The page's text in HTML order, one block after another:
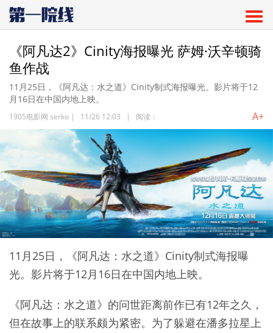
《阿凡达2》Cinity海报曝光 萨姆·沃辛顿骑
鱼作战
11月25日，《阿凡达：水之道》Cinity制式海报曝光。影片将于12
月16日在中国内地上映。
1905电影网 serko | 11/26 12:03 | 阅读： A+
11月25日，《阿凡达：水之道》Cinity制式海报曝
光。影片将于12月16日在中国内地上映。
《阿凡达：水之道》的问世距离前作已有12年之久，
但在故事上的联系颇为紧密。为了躲避在潘多拉星上